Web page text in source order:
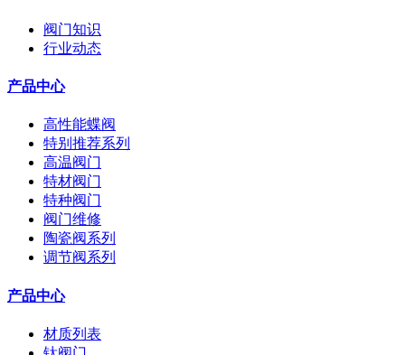
阀门知识
行业动态
产品中心
高性能蝶阀
特别推荐系列
高温阀门
特材阀门
特种阀门
阀门维修
陶瓷阀系列
调节阀系列
产品中心
材质列表